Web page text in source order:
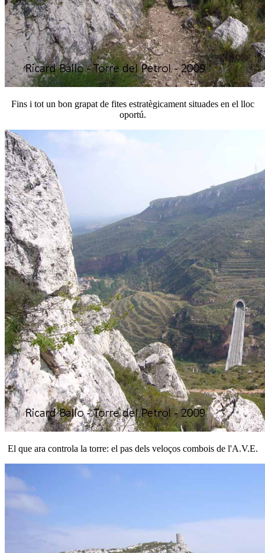
Fins i tot un bon grapat de fites estratègicament situades en el lloc
oportú.
El que ara controla la torre: el pas dels veloços combois de l'A.V.E.